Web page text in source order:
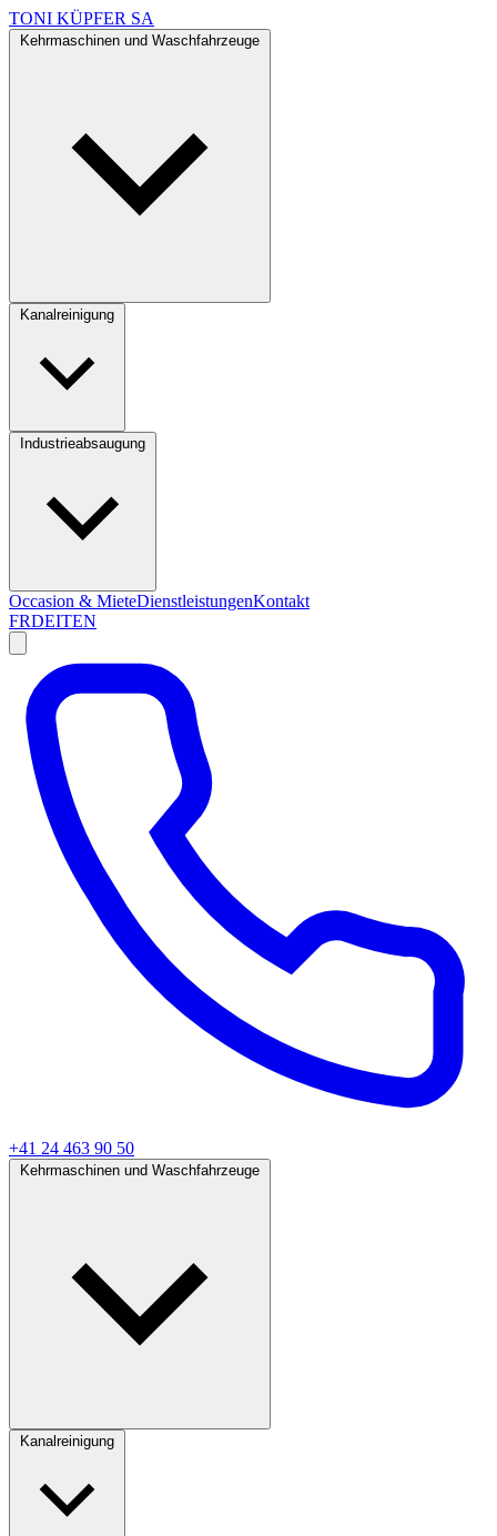
TONI KÜPFER SA
Occasion & MieteDienstleistungenKontakt
FRDEITEN
+41 24 463 90 50